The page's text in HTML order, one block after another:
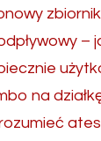
zbiornik
–
na